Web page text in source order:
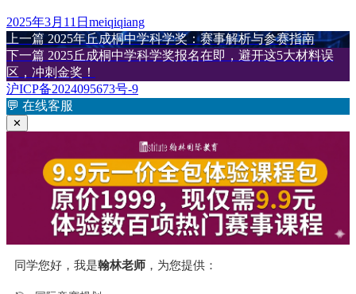
发
布
于
2025年3月11日 作
者
meiqiqiang
文
章
导
航
上一篇 上
篇
文
章：
2025年丘成桐中学科学奖：赛事解析与参赛指南
下一篇 下
篇
文
章：
2025丘成桐中学科学奖报名在即，避开这5大材料误
区，冲刺金奖！
沪ICP备2024095673号-9
💬 在线客服
✕
同学您好，我是翰林老师 ，为您提供：